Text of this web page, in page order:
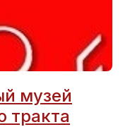
музей
тракта